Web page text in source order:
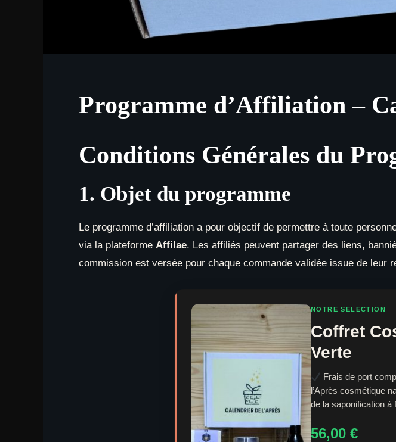
Programme d’Affiliation –
Conditions Générales du
1. Objet du programme
Le programme d’affiliation a pour objectif de permettre à toute
via la plateforme Affilae. Les affiliés peuvent partager des liens,
commission est versée pour chaque commande validée issue de leur
NOTRE SELECTION
Coffret
Verte
Frais de port
l’Après cosmétique
de la saponification à
56,00 €